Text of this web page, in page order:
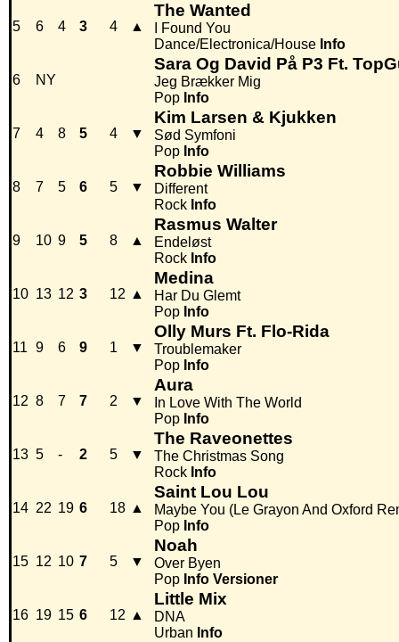
5 6 4 3 4 ▲
The Wanted
I Found You
Dance/Electronica/House Info
6 NY
Sara Og David På P3 Ft.
Jeg Brækker Mig
Pop Info
7 4 8 5 4 ▼
Kim Larsen & Kjukken
Sød Symfoni
Pop Info
8 7 5 6 5 ▼
Robbie Williams
Different
Rock Info
9 10 9 5 8 ▲
Rasmus Walter
Endeløst
Rock Info
10 13 12 3 12 ▲
Medina
Har Du Glemt
Pop Info
11 9 6 9 1 ▼
Olly Murs Ft. Flo-Rida
Troublemaker
Pop Info
12 8 7 7 2 ▼
Aura
In Love With The World
Pop Info
13 5 - 2 5 ▼
The Raveonettes
The Christmas Song
Rock Info
14 22 19 6 18 ▲
Saint Lou Lou
Maybe You (Le Grayon And Oxford
Pop Info
15 12 10 7 5 ▼
Noah
Over Byen
Pop Info Versioner
16 19 15 6 12 ▲
Little Mix
DNA
Urban Info